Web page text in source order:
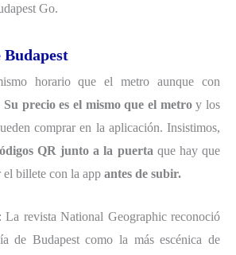
Go.
horario que el metro aunque con
Su precio es el mismo que el metroy los
comprar en la aplicación. Insistimos,
QR junto a la puerta que hay que
el billete con la app antes de subir.
La revista National Geographic reconoció
de Budapest como la más escénica de